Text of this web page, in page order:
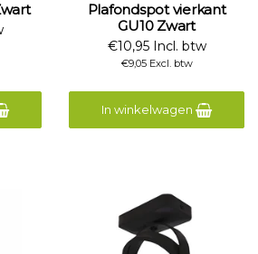
Plafondspot vierkant
GU10 Zwart
€10,95 Incl. btw
€9,05 Excl. btw
In winkelwagen